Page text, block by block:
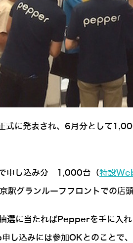
に発表され、6月分として
申し込み分 1,000台（特設
駅グランルーフフロントでの
選に当たればPepperを手に入
し込みには参加OKとのことで